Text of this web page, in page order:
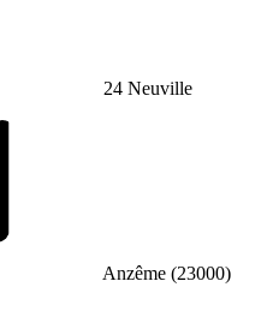
24 Neuville
Anzême (23000)